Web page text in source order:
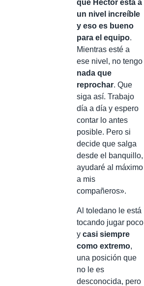
que Héctor está a
un nivel increíble
y eso es bueno
para el equipo.
Mientras esté a
ese nivel, no tengo
nada que
reprochar. Que
siga así. Trabajo
día a día y espero
contar lo antes
posible. Pero si
decide que salga
desde el banquillo,
ayudaré al máximo
a mis
compañeros».
Al toledano le está
tocando jugar poco
y casi siempre
como extremo,
una posición que
no le es
desconocida, pero